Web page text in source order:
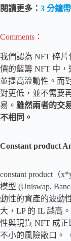
閱讀更多： 3 分鐘
Comments：
我們認為 NFT 碎
價的藍籌 NFT 中
並提高流動性。而
對更低，並不需要
易。 雖然兩者的交
不相同。
Constant product
constant product（
模型 (Uniswap,
動性的資產的波動
大，LP 的 IL 越高
性與現貨 NFT 成正
不小的風險敞口。